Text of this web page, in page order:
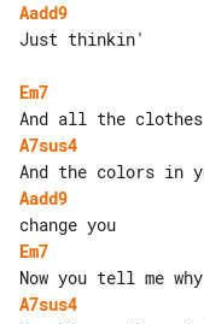
Aadd9
Just thinkin'
Em7
A7sus4
Aadd9
Em7
A7sus4